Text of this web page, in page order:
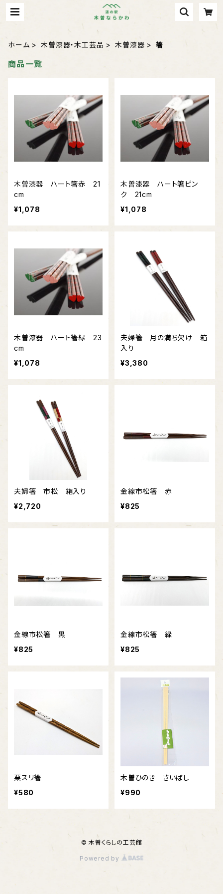
ホーム 木曽漆器・木工芸品 木曽漆器 箸
商品一覧
木曽漆器 ハート箸赤 21
cm
¥1,078
木曽漆器 ハート箸ピン
ク 21cm
¥1,078
木曽漆器 ハート箸緑 23
cm
¥1,078
夫婦箸 月の満ち欠け 箱
入り
¥3,380
夫婦箸 市松 箱入り
¥2,720
金線市松箸 赤
¥825
金線市松箸 黒
¥825
金線市松箸 緑
¥825
栗スリ箸
¥580
木曽ひのき さいばし
¥990
© 木曽くらしの工芸館
Powered by